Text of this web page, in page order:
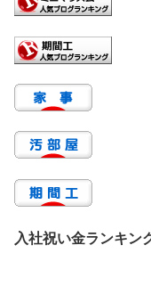
入社祝い金ランキン